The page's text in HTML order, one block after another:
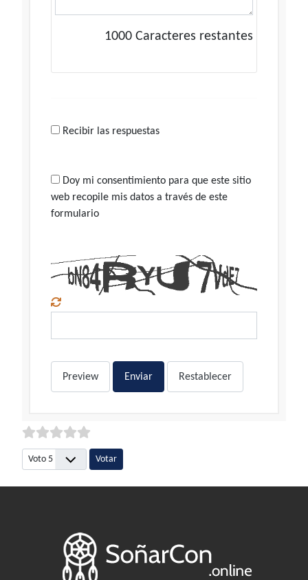
1000 Caracteres restantes
Recibir las respuestas
Doy mi consentimiento para que este sitio
web recopile mis datos a través de este
formulario
Preview Enviar Restablecer
Por favor, vote